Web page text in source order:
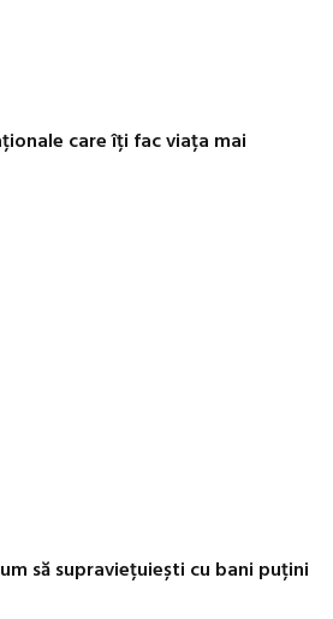
care îți fac viața mai
să supraviețuiești cu bani puțini